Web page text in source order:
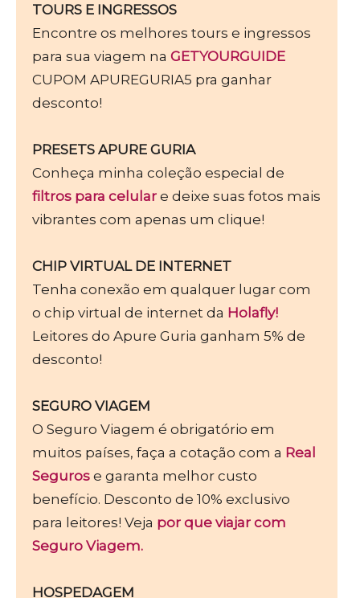
TOURS E INGRESSOS
Encontre os melhores tours e ingressos
para sua viagem naGETYOURGUIDE
CUPOM APUREGURIA5 pra ganhar
desconto!
PRESETS APURE GURIA
Conheça minha coleção especial de
filtros para celular e deixe suas fotos mais
vibrantes com apenas um clique!
CHIP VIRTUAL DE INTERNET
Tenha conexão em qualquer lugar com
o chip virtual de internet da Holafly!
Leitores do Apure Guria ganham 5% de
desconto!
SEGURO VIAGEM
O Seguro Viagem é obrigatório em
muitos países, faça a cotação com a Real
Seguros e garanta melhor custo
benefício. Desconto de 10% exclusivo
para leitores! Veja por que viajar com
Seguro Viagem.
HOSPEDAGEM